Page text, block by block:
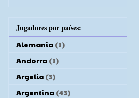
Jugadores por países:
Alemania (1)
Andorra (1)
Argelia (3)
Argentina (43)